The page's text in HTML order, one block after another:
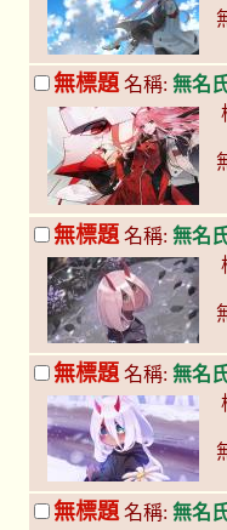
無標題名稱: 無名
無標題 名稱: 無名
無標題 名稱: 無名
無標題 名稱: 無名